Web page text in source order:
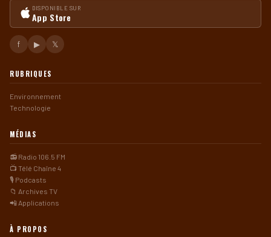
DISPONIBLE SUR
App Store
f ▶ 𝕏
RUBRIQUES
Environnement
Technologie
MÉDIAS
📻 Radio 106.5 FM
📺 Télé Chaîne 4
🎙️ Podcasts
📁 Archives TV
📲 Applications
À PROPOS